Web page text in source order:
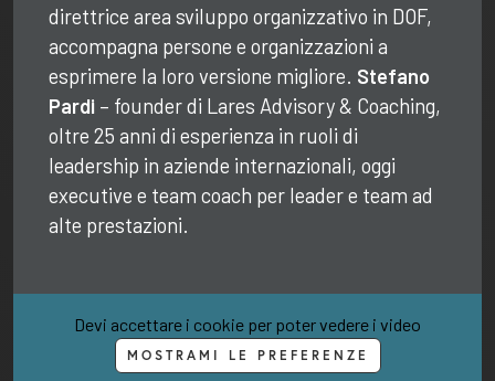
direttrice area sviluppo organizzativo in DOF,
accompagna persone e organizzazioni a
esprimere la loro versione migliore. Stefano
Pardi – founder di Lares Advisory & Coaching,
oltre 25 anni di esperienza in ruoli di
leadership in aziende internazionali, oggi
executive e team coach per leader e team ad
alte prestazioni.
Devi accettare i cookie per poter vedere i video
MOSTRAMI LE PREFERENZE